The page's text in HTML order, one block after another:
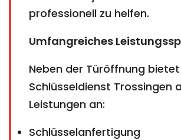
professionell zu helfen.
Umfangreiches
Neben der Türöffnung
Schlüsseldienst Trossingen
Leistungen an:
Schlüsselanfertigung